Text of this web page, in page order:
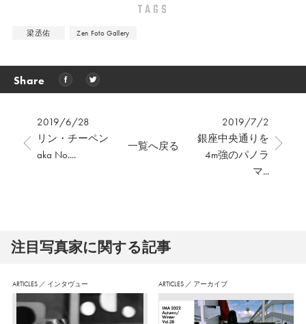
TAGS
梁丞佑 Zen Foto Gallery
Share
2019/6/28
リン・チーペン
aka No....
2019/7/2
銀座中央通りを
4m強のパノラ
マ...
一覧へ戻る
注⽬写真家に関する記事
ARTICLES ／ インタヴュー ARTICLES ／ アーカイブ